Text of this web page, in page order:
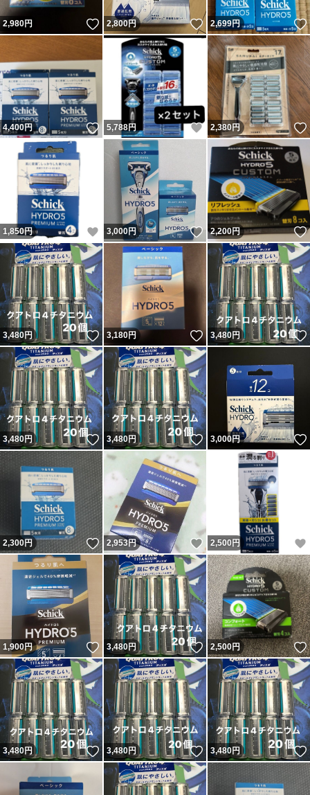
2,980円 いいね！
2,800円 いいね！
2,699円
4,400円 いいね！
5,788円 いいね！
2,380円
1,850円 いいね！
3,000円 いいね！
2,200円
3,480円 いいね！
3,180円 いいね！
3,480円
3,480円 いいね！
3,480円 いいね！
3,000円
2,300円 いいね！
2,953円 いいね！
2,500 円
1,900円 いいね！
3,480円 いいね！
2,500円
3,480円 いいね！
3,480円 いいね！
3,480円